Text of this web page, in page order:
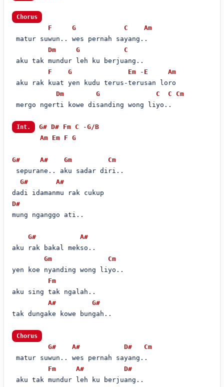
Chorus
F G C
Am
matur suwun.. wes pernah sayang..
Dm
G
C
aku tak mundur leh ku berjuang..
F
G Em - E
Am
aku rak kuat yen kudu terus-terusan loro
Dm
G C C
Cm
mergo ngerti kowe disanding wong liyo..
Int. G# D# Fm C -G/B
Am
Em F G
G# A# Gm
Cm
sepurane.. aku sadar diri..
G#
A#
D#
mung nganggo ati..
G#
A#
aku rak bakal mekso..
Gm
Cm
yen koe nyanding wong liyo..
Fm
aku sing tak ngalah..
A#
G#
tak dungake kowe bungah..
Chorus
G# A# D#
Cm
matur suwun.. wes pernah sayang..
Fm
A#
D#
aku tak mundur leh ku berjuang..